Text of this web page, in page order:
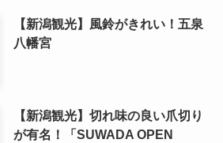
【新潟観光】風鈴がきれい！五泉
八幡宮
【新潟観光】切れ味の良い爪切り
が有名！「SUWADA OPEN